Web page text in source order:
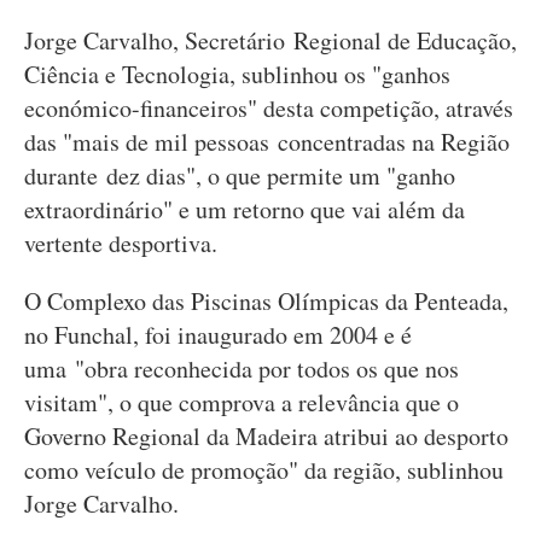
Jorge Carvalho, Secretário Regional de Educação,
Ciência e Tecnologia, sublinhou os "ganhos
económico-financeiros" desta competição, através
das "mais de mil pessoas concentradas na Região
durante dez dias", o que permite um "ganho
extraordinário" e um retorno que vai além da
vertente desportiva.
O Complexo das Piscinas Olímpicas da Penteada,
no Funchal, foi inaugurado em 2004 e é
uma "obra reconhecida por todos os que nos
visitam", o que comprova a relevância que o
Governo Regional da Madeira atribui ao desporto
como veículo de promoção" da região, sublinhou
Jorge Carvalho.